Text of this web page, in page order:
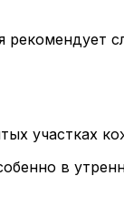
рекомендует
участках
в